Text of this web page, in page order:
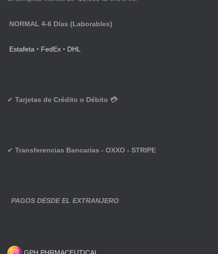
NORMAL 4-6 Días (Laborables)
Estafeta • FedEx • DHL
✔ Tarjetas de Crédito o Débito 💳
✔ Transferencias Bancarias - OXXO - STRIPE
PAGOS DESDE EL EXTRANJERO
GPH PHRMACEUTICAL